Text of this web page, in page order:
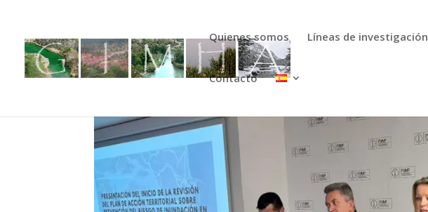
Quienes somos Líneas de investigación
Contacto